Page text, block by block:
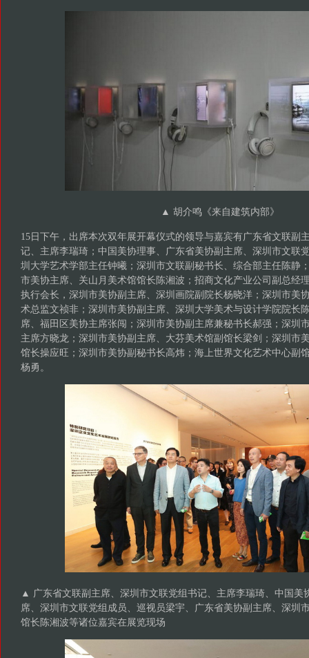
▲ 胡介鸣《来自建筑内部》
15日下午，出席本次双年展开幕仪式的领导与嘉宾有广东省文联副
记、主席李瑞琦；中国美协理事、广东省美协副主席、深圳市文联
圳大学艺术学部主任钟曦；深圳市文联副秘书长、综合部主任陈静
市美协主席、关山月美术馆馆长陈湘波；招商文化产业公司副总经
执行会长，深圳市美协副主席、深圳画院副院长杨晓洋；深圳市美
术总监文祯非；深圳市美协副主席、深圳大学美术与设计学院院长
席、福田区美协主席张闯；深圳市美协副主席兼秘书长郝强；深圳
主席方晓龙；深圳市美协副主席、大芬美术馆副馆长梁剑；深圳市
馆长操应旺；深圳市美协副秘书长高炜；海上世界文化艺术中心副
杨勇。
▲ 广东省文联副主席、深圳市文联党组书记、主席李瑞琦、中国美
席、深圳市文联党组成员、巡视员梁宇、广东省美协副主席、深圳
馆长陈湘波等诸位嘉宾在展览现场